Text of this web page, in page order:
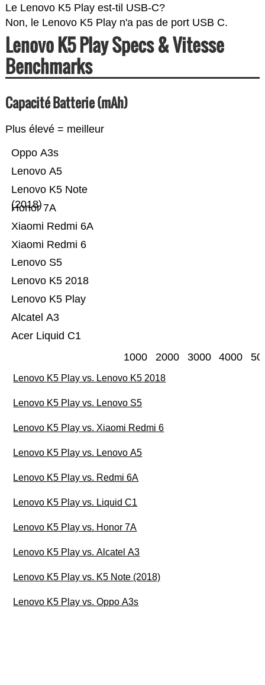
Le Lenovo K5 Play est-til USB-C?
Non, le Lenovo K5 Play n'a pas de port USB C.
Lenovo K5 Play Specs & Vitesse
Benchmarks
Capacité Batterie (mAh)
Plus élevé = meilleur
Acer Liquid C1
Alcatel A3
Lenovo K5 Play
Lenovo K5 2018
Lenovo S5
Xiaomi Redmi 6
Xiaomi Redmi 6A
Honor 7A
Lenovo K5 Note
(2018)
Lenovo A5
Oppo A3s
1000 2000 3000 4000
Lenovo K5 Play vs. Lenovo K5 2018
Lenovo K5 Play vs. Lenovo S5
Lenovo K5 Play vs. Xiaomi Redmi 6
Lenovo K5 Play vs. Lenovo A5
Lenovo K5 Play vs. Redmi 6A
Lenovo K5 Play vs. Liquid C1
Lenovo K5 Play vs. Honor 7A
Lenovo K5 Play vs. Alcatel A3
Lenovo K5 Play vs. K5 Note (2018)
Lenovo K5 Play vs. Oppo A3s